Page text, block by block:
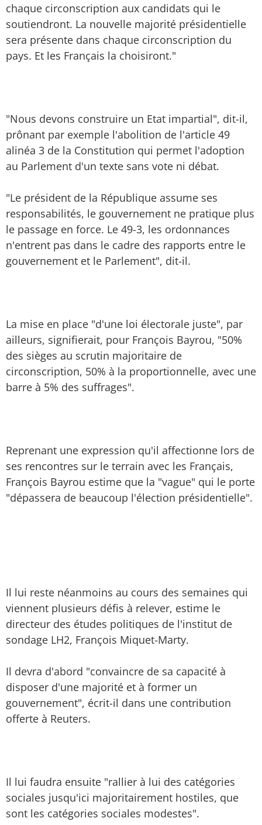
chaque circonscription aux candidats qui le
soutiendront. La nouvelle majorité présidentielle
sera présente dans chaque circonscription du
pays. Et les Français la choisiront."
"Nous devons construire un Etat impartial", dit-il,
prônant par exemple l'abolition de l'article 49
alinéa 3 de la Constitution qui permet l'adoption
au Parlement d'un texte sans vote ni débat.
"Le président de la République assume ses
responsabilités, le gouvernement ne pratique plus
le passage en force. Le 49-3, les ordonnances
n'entrent pas dans le cadre des rapports entre le
gouvernement et le Parlement", dit-il.
La mise en place "d'une loi électorale juste", par
ailleurs, signifierait, pour François Bayrou, "50%
des sièges au scrutin majoritaire de
circonscription, 50% à la proportionnelle, avec une
barre à 5% des suffrages".
Reprenant une expression qu'il affectionne lors de
ses rencontres sur le terrain avec les Français,
François Bayrou estime que la "vague" qui le porte
"dépassera de beaucoup l'élection présidentielle".
Il lui reste néanmoins au cours des semaines qui
viennent plusieurs défis à relever, estime le
directeur des études politiques de l'institut de
sondage LH2, François Miquet-Marty.
Il devra d'abord "convaincre de sa capacité à
disposer d'une majorité et à former un
gouvernement", écrit-il dans une contribution
offerte à Reuters.
Il lui faudra ensuite "rallier à lui des catégories
sociales jusqu'ici majoritairement hostiles, que
sont les catégories sociales modestes".